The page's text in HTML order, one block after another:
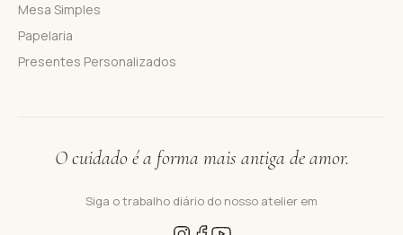
Mesa Simples
Papelaria
Presentes Personalizados
O cuidado é a forma mais antiga de amor.
Siga o trabalho diário do nosso atelier em